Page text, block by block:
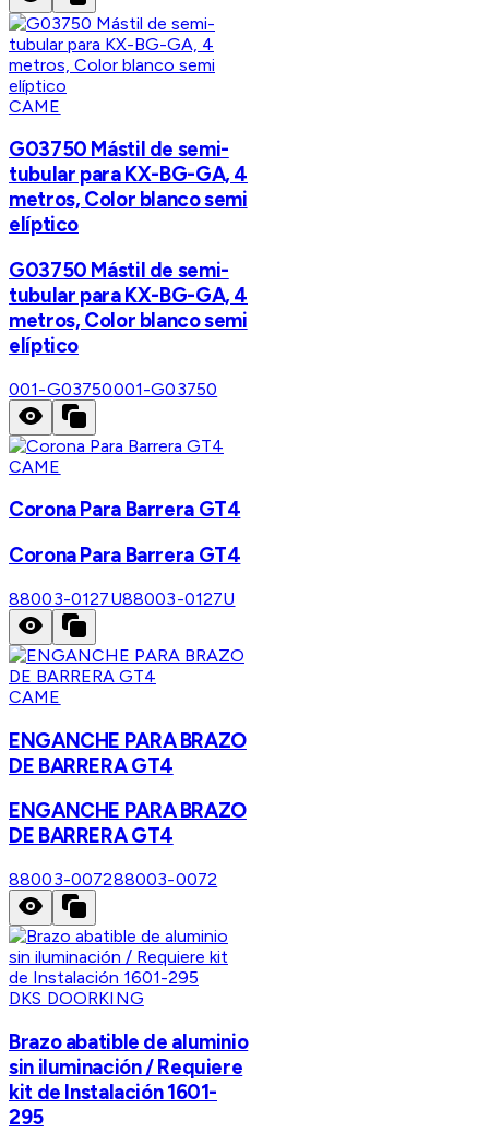
CAME
G03750 Mástil de semi-
tubular para KX-BG-GA, 4
metros, Color blanco semi
elíptico
G03750 Mástil de semi-
tubular para KX-BG-GA, 4
metros, Color blanco semi
elíptico
001-G03750001-G03750
CAME
Corona Para Barrera GT4
Corona Para Barrera GT4
88003-0127U88003-0127U
CAME
ENGANCHE PARA BRAZO
DE BARRERA GT4
ENGANCHE PARA BRAZO
DE BARRERA GT4
88003-007288003-0072
DKS DOORKING
Brazo abatible de aluminio
sin iluminación / Requiere
kit de Instalación 1601-
295